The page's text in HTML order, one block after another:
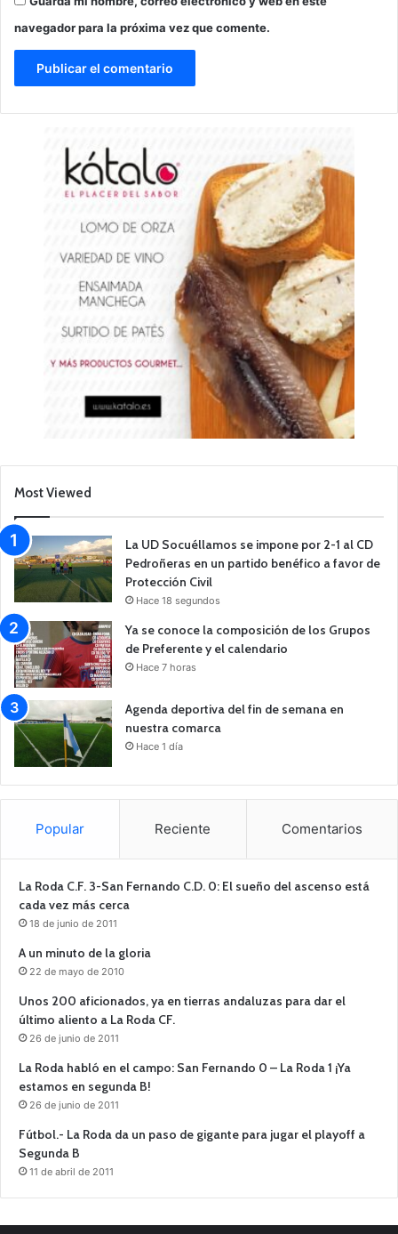
navegador para la próxima vez que comente.
Most Viewed
La UD Socuéllamos se impone por 2-1 al CD
Pedroñeras en un partido benéfico a favor de
Protección Civil
Hace 18 segundos
Ya se conoce la composición de los Grupos
de Preferente y el calendario
Hace 7 horas
Agenda deportiva del fin de semana en
nuestra comarca
Hace 1 día
Popular Reciente Comentarios
La Roda C.F. 3-San Fernando C.D. 0: El sueño del ascenso está
cada vez más cerca
18 de junio de 2011
A un minuto de la gloria
22 de mayo de 2010
Unos 200 aficionados, ya en tierras andaluzas para dar el
último aliento a La Roda CF.
26 de junio de 2011
La Roda habló en el campo: San Fernando 0 – La Roda 1 ¡Ya
estamos en segunda B!
26 de junio de 2011
Fútbol.- La Roda da un paso de gigante para jugar el playoff a
Segunda B
11 de abril de 2011